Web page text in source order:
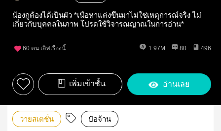
น้องกูต้องได้เป็นผัว *เนื้อหาแต่งขึ้นมาไม่ใช่เหตุการณ์จริง ไม่
เกี่ยวกับบุคคลในภาพ โปรดใช้วิจารณญาณในการอ่าน*
60 คน เลิฟเรื่องนี้ 1.97M 80 496
เพิ่มเข้าชั้น อ่านเลย
วายสเตชั่น ป๋อจ้าน